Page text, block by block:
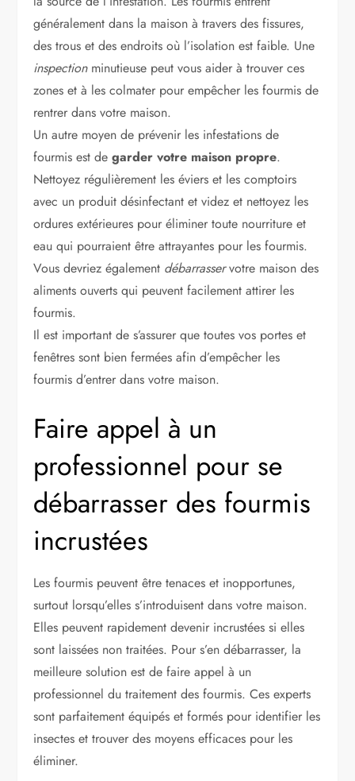
généralement dans la maison à travers des fissures,
des trous et des endroits où l’isolation est faible. Une
inspectionminutieuse peut vous aider à trouver ces
zones et à les colmater pour empêcher les fourmis de
rentrer dans votre maison.
Un autre moyen de prévenir les infestations de
fourmis est degarder votre maison propre.
Nettoyez régulièrement les éviers et les comptoirs
avec un produit désinfectant et videz et nettoyez les
ordures extérieures pour éliminer toute nourriture et
eau qui pourraient être attrayantes pour les fourmis.
Vous devriez également débarrasservotre maison des
aliments ouverts qui peuvent facilement attirer les
fourmis.
Il est important de s’assurer que toutes vos portes et
fenêtres sont bien fermées afin d’empêcher les
fourmis d’entrer dans votre maison.
Faire appel à un
professionnel pour se
débarrasser des fourmis
incrustées
Les fourmis peuvent être tenaces et inopportunes,
surtout lorsqu’elles s’introduisent dans votre maison.
Elles peuvent rapidement devenir incrustées si elles
sont laissées non traitées. Pour s’en débarrasser, la
meilleure solution est de faire appel à un
professionnel du traitement des fourmis. Ces experts
sont parfaitement équipés et formés pour identifier les
insectes et trouver des moyens efficaces pour les
éliminer.